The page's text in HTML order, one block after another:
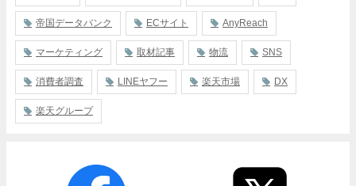
帝国データバンク ECサイト AnyReach
マーケティング 取材記事 物流 SNS
消費者調査 LINEヤフー 楽天市場 DX
楽天グループ